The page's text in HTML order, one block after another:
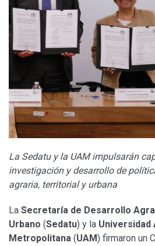
La Sedatu y la UAM impulsarán
investigación y desarrollo de
agraria, territorial y urbana
La Secretaría de Desarrollo
Urbano (Sedatu) y la Universidad
Metropolitana (UAM) firmaron un